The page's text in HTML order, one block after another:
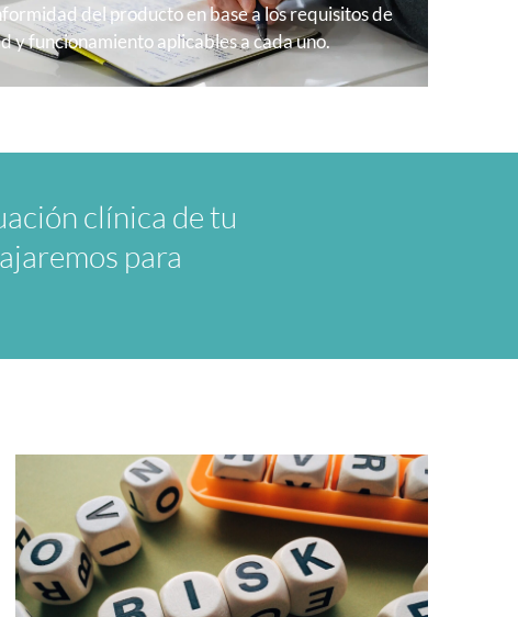
del producto en base a los requisitos de
y funcionamiento aplicables a cada uno.
clínica de tu
para